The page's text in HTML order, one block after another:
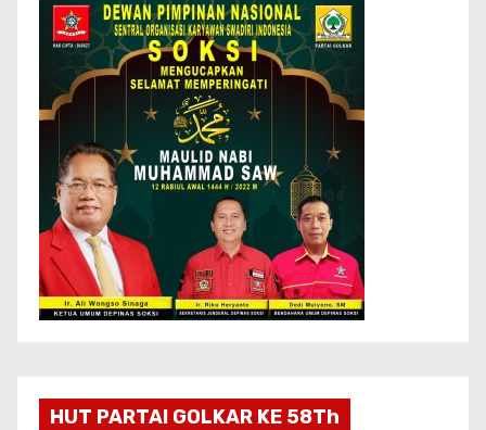
HUT PARTAI GOLKAR KE 58Th